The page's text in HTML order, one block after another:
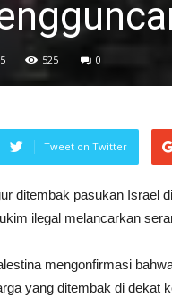
525 0
Tweet on Twitter
ditembak pasukan Israel
ilegal melancarkan
mengonfirmasi
yang ditembak di dekat